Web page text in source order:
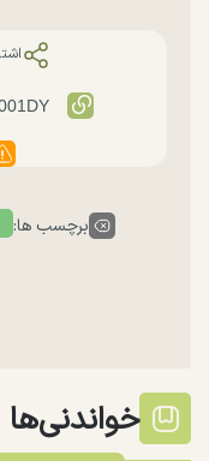
برچسب ها:
خواندنی‌ها